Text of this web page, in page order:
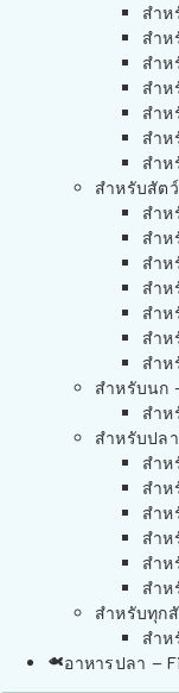
สำห
สำห
สำห
สำห
สำห
สำห
สำห
สำหรับสัต
สำห
สำห
สำห
สำห
สำห
สำห
สำห
สำหรับนก
สำห
สำหรับปล
สำห
สำห
สำห
สำห
สำห
สำห
สำหรับทุก
สำ
อาหารปลา –